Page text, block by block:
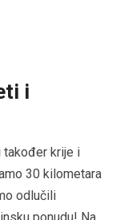
i
također krije i
30 kilometara
odlučili
ponudu! Na